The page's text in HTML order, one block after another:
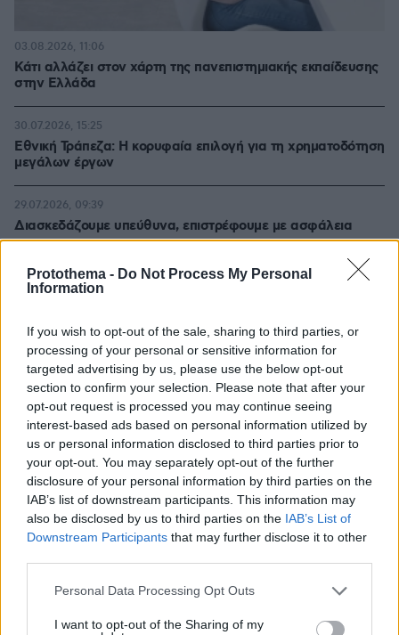
Protothema - Do Not Process My Personal
Information
If you wish to opt-out of the sale, sharing to third parties, or
processing of your personal or sensitive information for
targeted advertising by us, please use the below opt-out
section to confirm your selection. Please note that after your
opt-out request is processed you may continue seeing
interest-based ads based on personal information utilized by
us or personal information disclosed to third parties prior to
your opt-out. You may separately opt-out of the further
disclosure of your personal information by third parties on the
IAB’s list of downstream participants. This information may
also be disclosed by us to third parties on the IAB’s List of
Downstream Participants that may further disclose it to other
Please note that this website/app uses one or more Google
not limited to your visit or usage behaviour. You may click to
Personal Data Processing Opt Outs
I want to opt-out of the Sharing of my
Κάτι αλλάζει στον χάρτη της πανεπιστημιακής εκπαίδευσης
στην Ελλάδα
03.08.2026, 11:06
Εθνική Τράπεζα: Η κορυφαία επιλογή για τη χρηματοδότηση
μεγάλων έργων
30.07.2026, 15:25
Διασκεδάζουμε υπεύθυνα, επιστρέφουμε με ασφάλεια
29.07.2026, 09:39
Ειδήσεις Δημοφιλή Σχολιασμένα
Η Άννα Βίσση απόλαυσε μπάντα που έπαιξε Τσιτσάνη σε
δρόμο στο Φισκάρδο, δείτε βίντεο
πριν 6 λεπτά
Από τη Χαλκιδική μέχρι την Κρήτη: 51 βουτιές για το
φετινό καλοκαίρι
πριν 7 λεπτά
«Ρήτρα διαφυγής» για την Ενέργεια: Η Ελλάδα πληρώνει
€1 δισ. για να θωρακιστεί απέναντι σε μια νέα κρίση
πριν 11 λεπτά
Πέντε λόγοι που η Kelly Rutherford έχει την πιο κομψή